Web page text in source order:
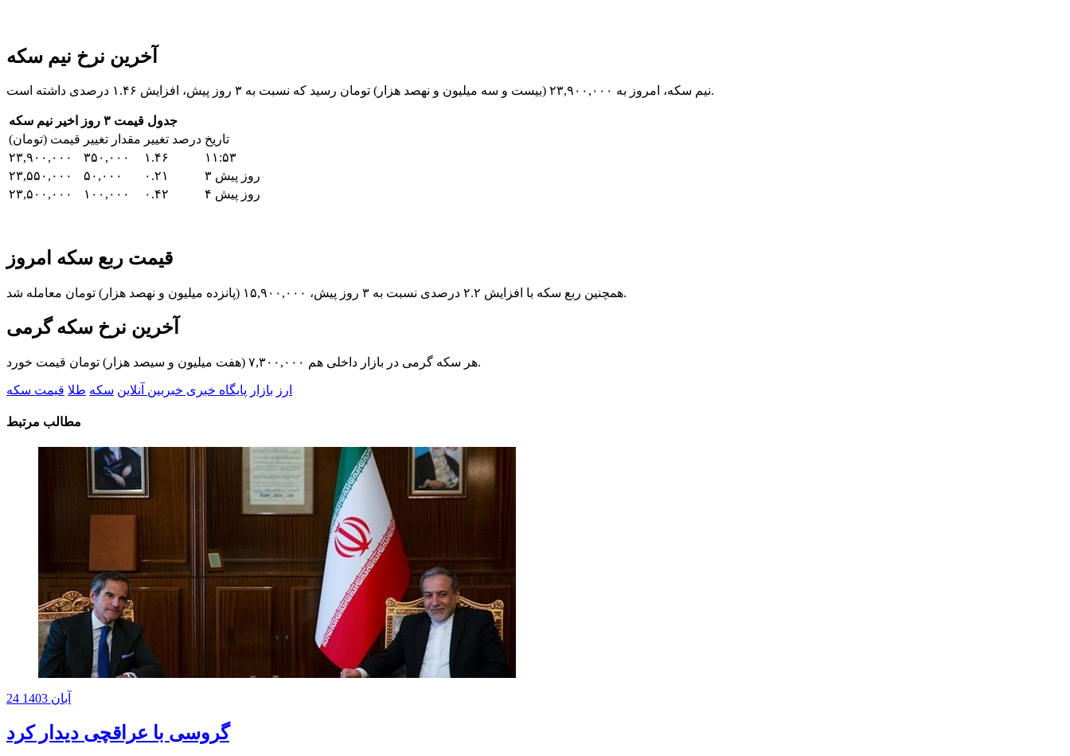
آخرین نرخ نیم سکه
نیم سکه، امروز به ۲۳,۹۰۰,۰۰۰ (بیست و سه میلیون و نهصد هزار) تومان رسید که نسبت به ۳ روز پیش، افزایش ۱.۴۶ درصدی داشته است.
جدول قیمت ۳ روز اخیر نیم سکه
قیمت (تومان) مقدار تغییر درصد تغییر تاریخ
۲۳,۹۰۰,۰۰۰
۳۵۰,۰۰۰ ۱.۴۶
۱۱:۵۳
۲۳,۵۵۰,۰۰۰
۵۰,۰۰۰ ۰.۲۱
۳ روز پیش
۲۳,۵۰۰,۰۰۰
۱۰۰,۰۰۰ ۰.۴۲ ۴ روز پیش
قیمت ربع سکه امروز
همچنین ربع سکه با افزایش ۲.۲ درصدی نسبت به ۳ روز پیش، ۱۵,۹۰۰,۰۰۰ (پانزده میلیون و نهصد هزار) تومان معامله شد.
آخرین نرخ سکه گرمی
هر سکه گرمی در بازار داخلی هم ۷,۳۰۰,۰۰۰ (هفت میلیون و سیصد هزار) تومان قیمت خورد.
ارز بازار پایگاه خبری خبربین آنلاین سکه طلا قیمت سکه
مطالب مرتبط
24 آبان 1403
گروسی با عراقچی دیدار کرد